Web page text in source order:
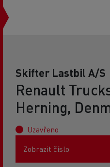
Skifter Lastbil A/S
Renault
Herning,
Uzavřeno
Zobrazit číslo